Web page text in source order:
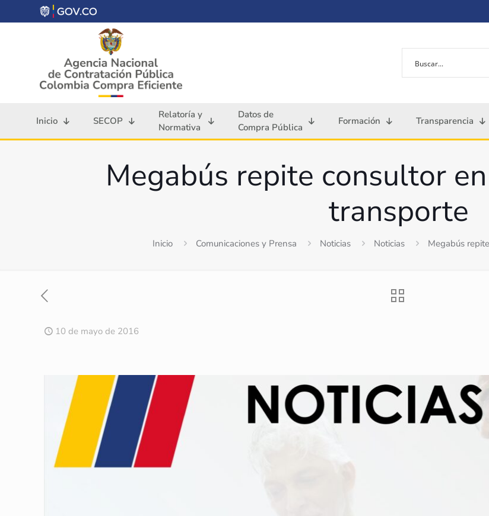
Inicio SECOP
Relatoría y
Normativa
Datos de
Compra Pública
Formación Transparencia
Megabús repite consultor
transporte
Inicio Comunicaciones y Prensa Noticias Noticias Megabús
10 de mayo de 2016